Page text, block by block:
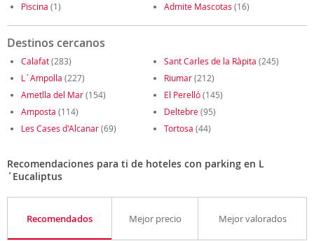
Piscina (1) Admite Mascotas (16)
Destinos cercanos
Calafat(283) Sant Carles de la Ràpita (245)
L´Ampolla (227) Riumar(212)
Ametlla del Mar(154) El Perelló(145)
Amposta (114) Deltebre(95)
Les Cases d'Alcanar(69) Tortosa (44)
Recomendaciones para ti de hoteles con parking en L
´Eucaliptus
Recomendados Mejor precio Mejor valorados